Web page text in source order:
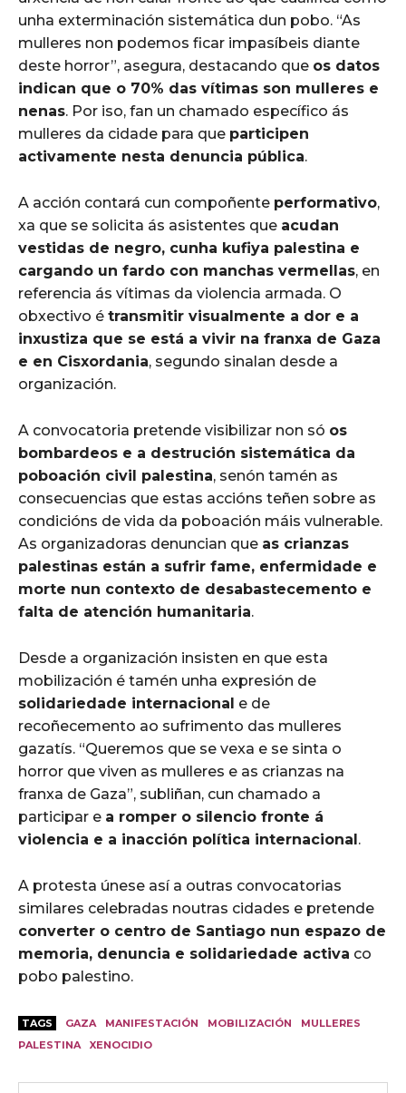
unha exterminación sistemática dun pobo. “As
mulleres non podemos ficar impasíbeis diante
deste horror”, asegura, destacando que os datos
indican que o 70% das vítimas son mulleres e
nenas. Por iso, fan un chamado específico ás
mulleres da cidade para que participen
activamente nesta denuncia pública.
A acción contará cun compoñente performativo,
xa que se solicita ás asistentes que acudan
vestidas de negro, cunha kufiya palestina e
cargando un fardo con manchas vermellas, en
referencia ás vítimas da violencia armada. O
obxectivo é transmitir visualmente a dor e a
inxustiza que se está a vivir na franxa de Gaza
e en Cisxordania, segundo sinalan desde a
organización.
A convocatoria pretende visibilizar non só os
bombardeos e a destrución sistemática da
poboación civil palestina, senón tamén as
consecuencias que estas accións teñen sobre as
condicións de vida da poboación máis vulnerable.
As organizadoras denuncian que as crianzas
palestinas están a sufrir fame, enfermidade e
morte nun contexto de desabastecemento e
falta de atención humanitaria.
Desde a organización insisten en que esta
mobilización é tamén unha expresión de
solidariedade internacional e de
recoñecemento ao sufrimento das mulleres
gazatís. “Queremos que se vexa e se sinta o
horror que viven as mulleres e as crianzas na
franxa de Gaza”, subliñan, cun chamado a
participar e a romper o silencio fronte á
violencia e a inacción política internacional.
A protesta únese así a outras convocatorias
similares celebradas noutras cidades e pretende
converter o centro de Santiago nun espazo de
memoria, denuncia e solidariedade activa co
pobo palestino.
TAGS GAZA MANIFESTACIÓN MOBILIZACIÓN
MULLERES
PALESTINA
XENOCIDIO